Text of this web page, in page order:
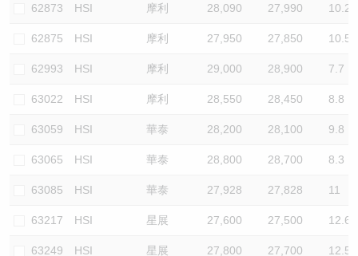
62873 HSI 摩利 28,090 27,990 10.2
62875 HSI 摩利 27,950 27,850 10.5
62993 HSI 摩利 29,000 28,900 7.7
63022 HSI 摩利 28,550 28,450 8.8
63059 HSI 華泰 28,200 28,100 9.8
63065 HSI 華泰 28,800 28,700 8.3
63085 HSI 華泰 27,928 27,828 11
63217 HSI 星展 27,600 27,500 12.6
63249 HSI 星展 27,800 27,700 12.5